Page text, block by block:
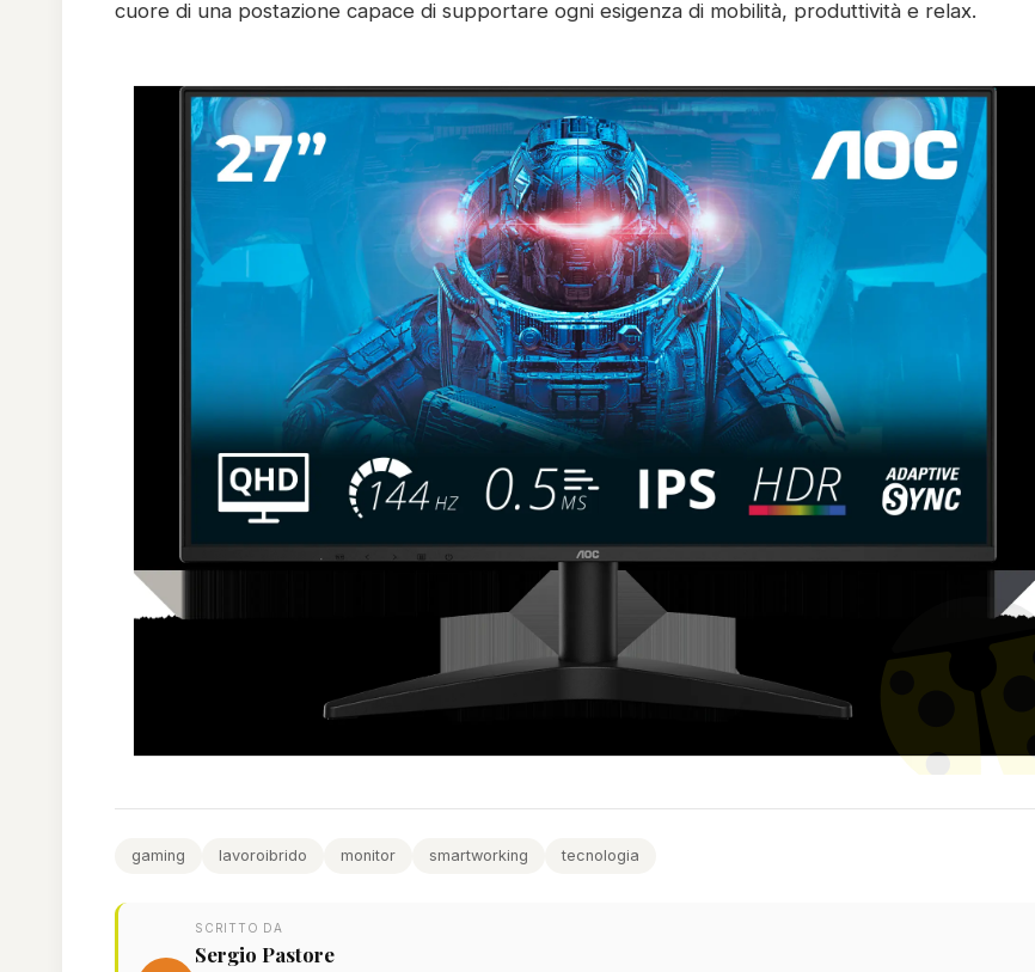
cuore di una postazione capace di supportare ogni esigenza di mobilità, produttività e relax.
gaming lavoroibrido monitor smartworking tecnologia
SCRITTO DA
Sergio Pastore